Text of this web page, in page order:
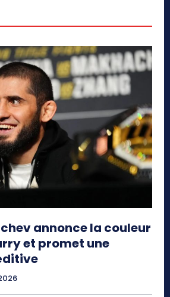
annonce la couleur
et promet une